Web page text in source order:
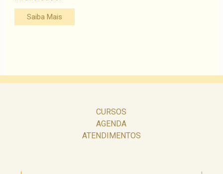
Saiba Mais
CURSOS
AGENDA
ATENDIMENTOS